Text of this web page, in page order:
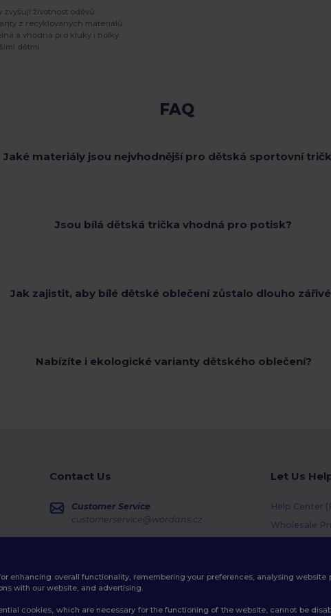
životnost oděvů.
z recyklovaných materiálů.
a vhodná pro kluky i holky.
dětmi.
FAQ
Jaké materiály jsou nejvhodnější pro dětská sportovní
Jsou bílá dětská trička vhodná pro potisk?
Jak zajistit, aby bílé dětské oblečení zůstalo dlouho
Nabízíte i ekologické varianty dětského oblečení?
Contact Us
Customer Service
customerservice@wordans.cz
Order Tracking
Let Us
Help Center
Wholesale
Coupon
enhancing overall functionality, remembering your preferences, analysing
with our website, and advertising.
cookies, which are necessary for the functioning of the website, cannot be